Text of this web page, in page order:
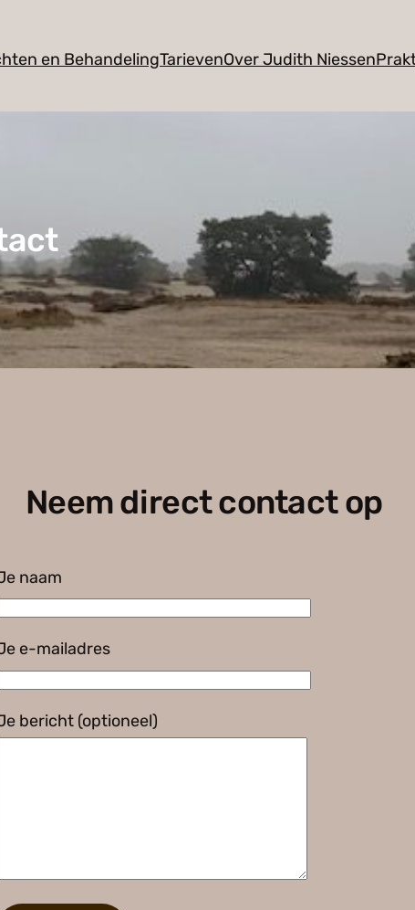
en BehandelingTarievenOver Judith Niessen
Neem direct contact op
naam
e-mailadres
bericht (optioneel)